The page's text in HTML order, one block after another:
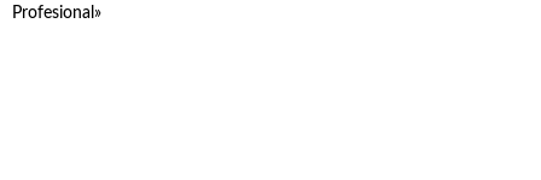
Profesional»